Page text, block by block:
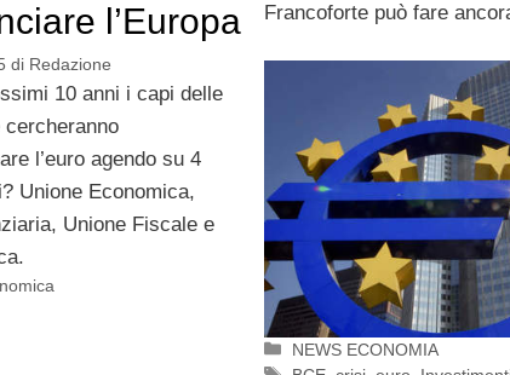
Francoforte può fare
Categorie
NEWS ECONOMIA
l’Europa
di Redazione
10 anni i capi delle
l’euro agendo su 4
Unione Economica,
Unione Fiscale e